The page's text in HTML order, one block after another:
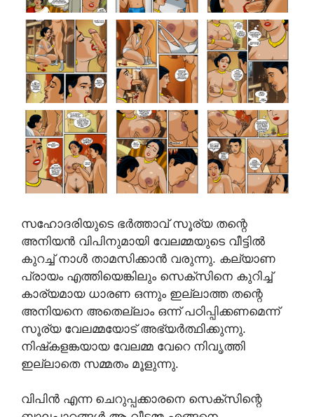
സഹോദരിയുടെ ഭർത്താവ് സൂര്യ തന്റെ
അനിയൻ വിപിനുമായി വേലമ്മയുടെ വീട്ടിൽ
കുറച്ച് നാൾ താമസിക്കാൻ വരുന്നു. കല്യാണ
പ്രായം എത്തിയെങ്കിലും സെക്സിനെ കുറിച്ച്
കാര്യമായ ധാരണ ഒന്നും ഇല്ലാത്ത തന്റെ
അനിയനെ അതെല്ലാം ഒന്ന് പഠിപ്പിക്കണമെന്ന്
സൂര്യ വേലമ്മയോട് അഭ്യർത്ഥിക്കുന്നു.
നിഷ്‌കളങ്കയായ വേലമ്മ വേറെ നിവൃത്തി
ഇല്ലാതെ സമ്മതം മൂളുന്നു.
വിപിൻ എന്ന ചെറുപ്പക്കാരനെ സെക്സിന്റെ